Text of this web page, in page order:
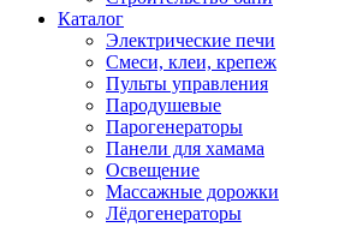
Каталог
Электрические печи
Смеси, клеи, крепеж
Пульты управления
Пародушевые
Парогенераторы
Панели для хамама
Освещение
Массажные дорожки
Лёдогенераторы